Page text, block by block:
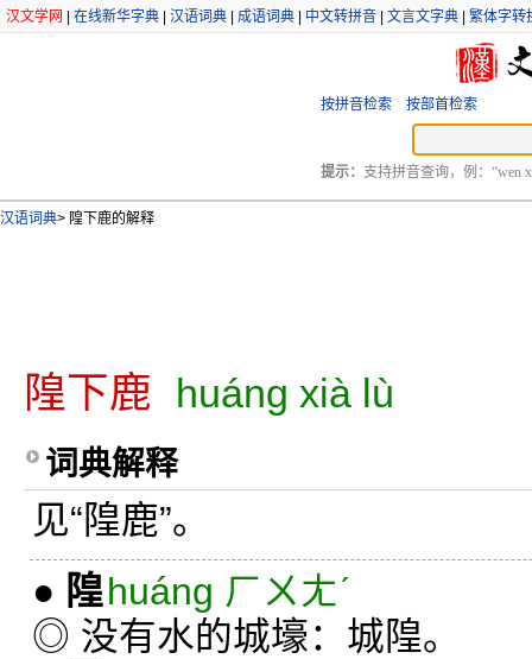
汉文学网 在线新华字典 汉语词典 成语词典 中文转拼音 文言文字典 繁体字转
按拼音检索 按部首检索
提示： 支持拼音查询，例：“wen
汉语词典> 隍下鹿的解释
隍下鹿 huáng xià lù
词典解释
见“隍鹿”。
● 隍huáng ㄏㄨㄤˊ
◎ 没有水的城壕：城隍。